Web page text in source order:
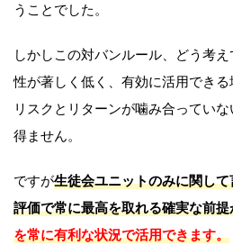
うことでした。
しかしこの対バンルール、どう考
性が著しく低く、有効に活用できる
リスクとリターンが噛み合ってい
得ません。
ですが生徒会ユニットのみに関し
評価で常に最高を取れる確実な前
を常に有利な状況で活用できます。